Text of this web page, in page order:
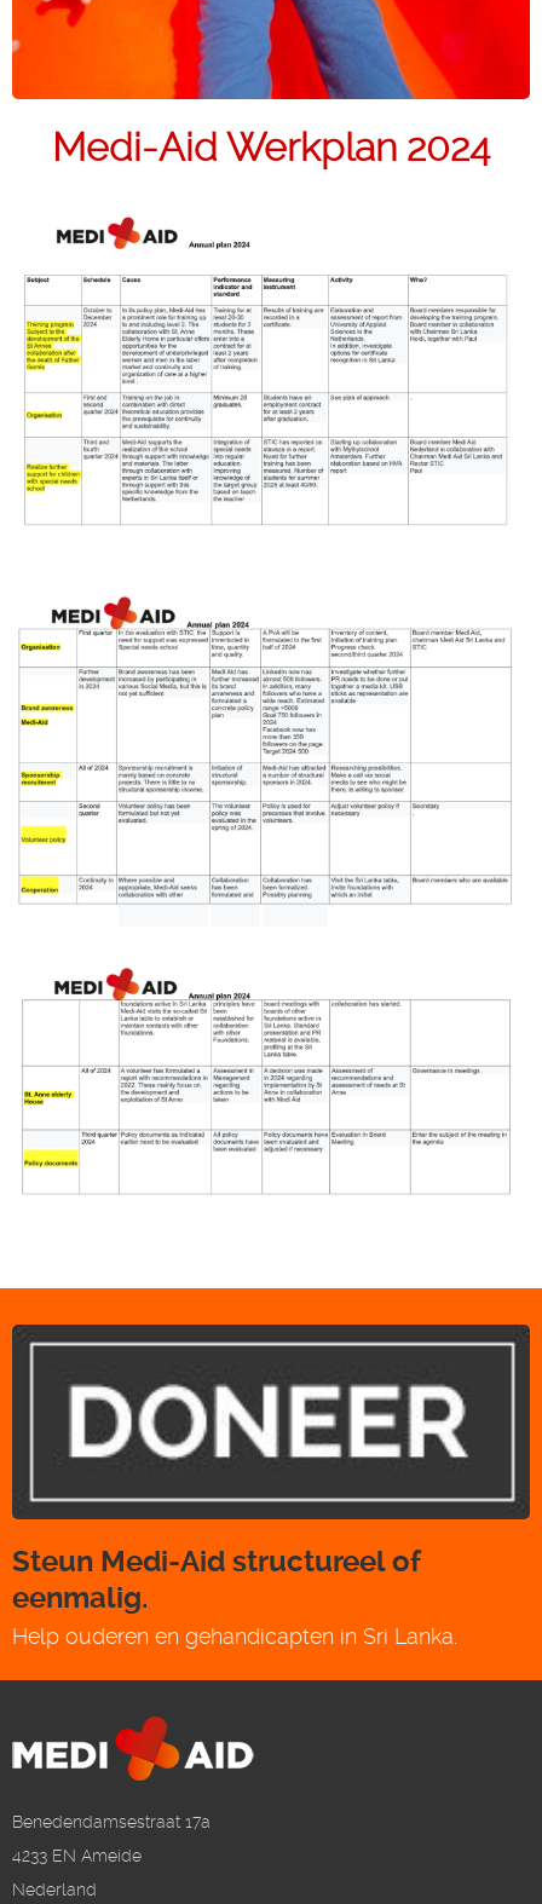
Medi-Aid Werkplan 2024
Steun Medi-Aid structureel of
eenmalig.
Help ouderen en gehandicapten in Sri Lanka.
Benedendamsestraat 17a
4233 EN Ameide
Nederland